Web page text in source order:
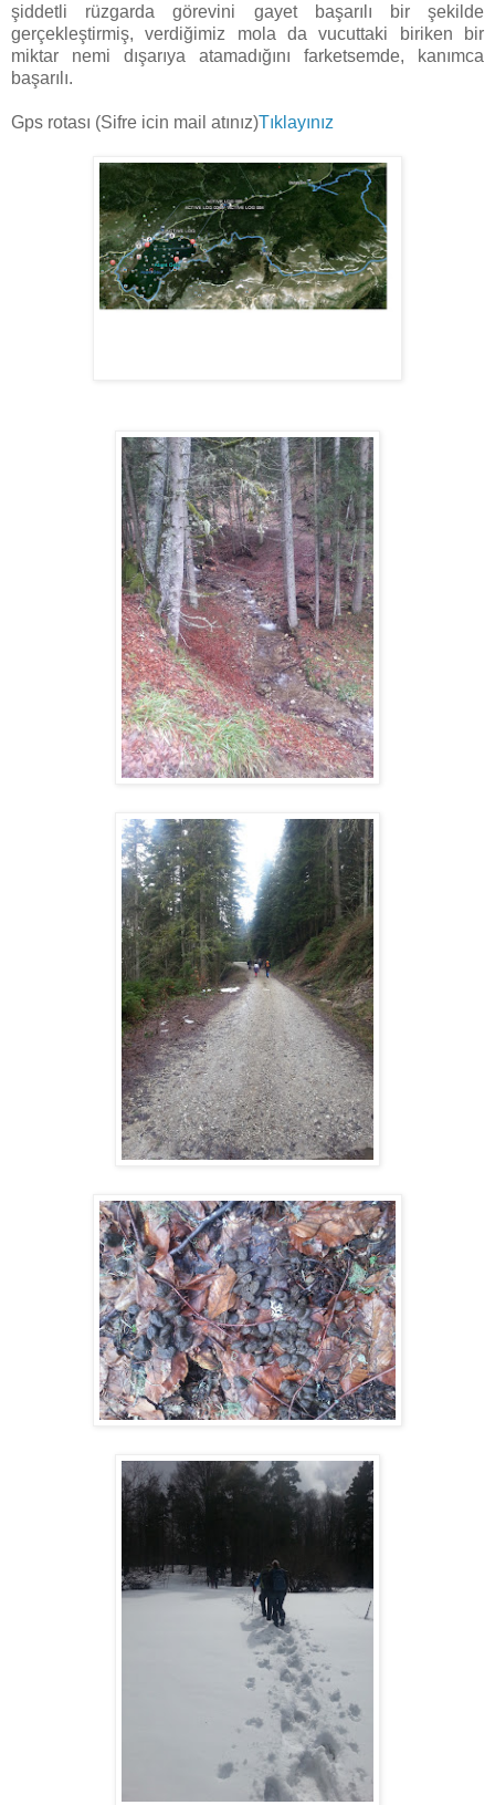
şiddetli rüzgarda görevini gayet başarılı bir şekilde
gerçekleştirmiş, verdiğimiz mola da vucuttaki biriken bir
miktar nemi dışarıya atamadığını farketsemde, kanımca
başarılı.
Gps rotası (Sifre icin mail atınız)Tıklayınız